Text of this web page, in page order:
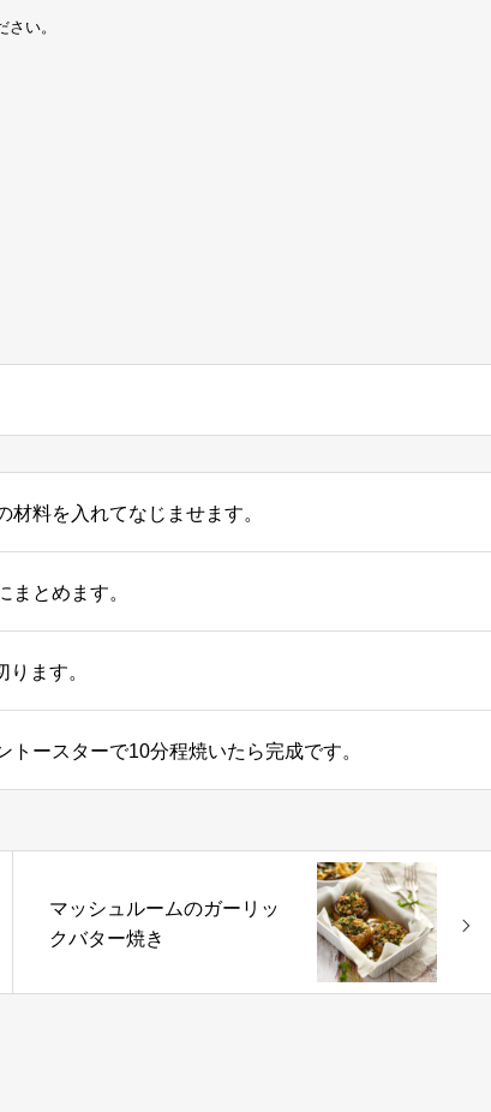
い。
料を入れてなじませます。
とめます。
ます。
ースターで10分程焼いたら完成です。
マッシュルームのガーリッ
クバター焼き